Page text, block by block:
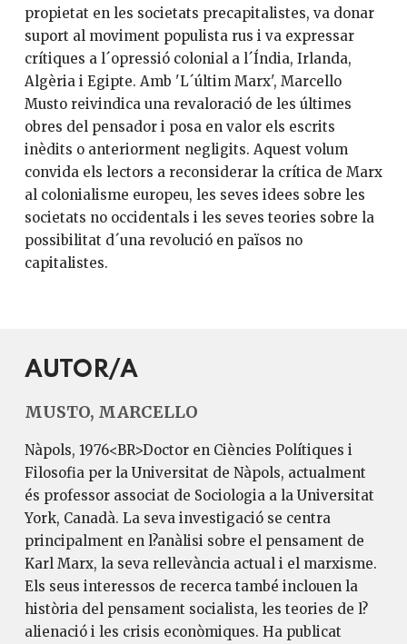
propietat en les societats precapitalistes, va donar
suport al moviment populista rus i va expressar
crítiques a l´opressió colonial a l´Índia, Irlanda,
Algèria i Egipte. Amb 'L´últim Marx', Marcello
Musto reivindica una revaloració de les últimes
obres del pensador i posa en valor els escrits
inèdits o anteriorment negligits. Aquest volum
convida els lectors a reconsiderar la crítica de Marx
al colonialisme europeu, les seves idees sobre les
societats no occidentals i les seves teories sobre la
possibilitat d´una revolució en països no
capitalistes.
AUTOR/A
MUSTO, MARCELLO
Nàpols, 1976<BR>Doctor en Ciències Polítiques i
Filosofia per la Universitat de Nàpols, actualment
és professor associat de Sociologia a la Universitat
York, Canadà. La seva investigació se centra
principalment en l?anàlisi sobre el pensament de
Karl Marx, la seva rellevància actual i el marxisme.
Els seus interessos de recerca també inclouen la
història del pensament socialista, les teories de l?
alienació i les crisis econòmiques. Ha publicat